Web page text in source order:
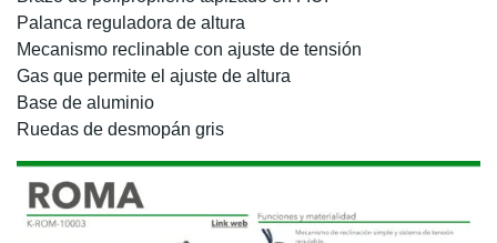
Palanca reguladora de altura
Mecanismo reclinable con ajuste de tensión
Gas que permite el ajuste de altura
Base de aluminio
Ruedas de desmopán gris